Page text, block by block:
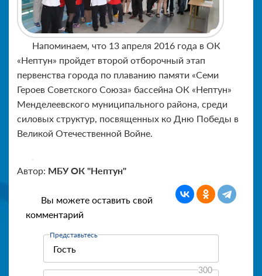
Напоминаем, что 13 апреля 2016 года в ОК
«Нептун» пройдет второй отборочный этап
первенства города по плаванию памяти «Семи
Героев Советского Союза» бассейна ОК «Нептун»
Менделеевского муниципального района, среди
силовых структур, посвященных ко Дню Победы в
Великой Отечественной Войне.
Автор: МБУ ОК "Нептун"
Вы можете оставить свой
комментарий
Представьтесь
300